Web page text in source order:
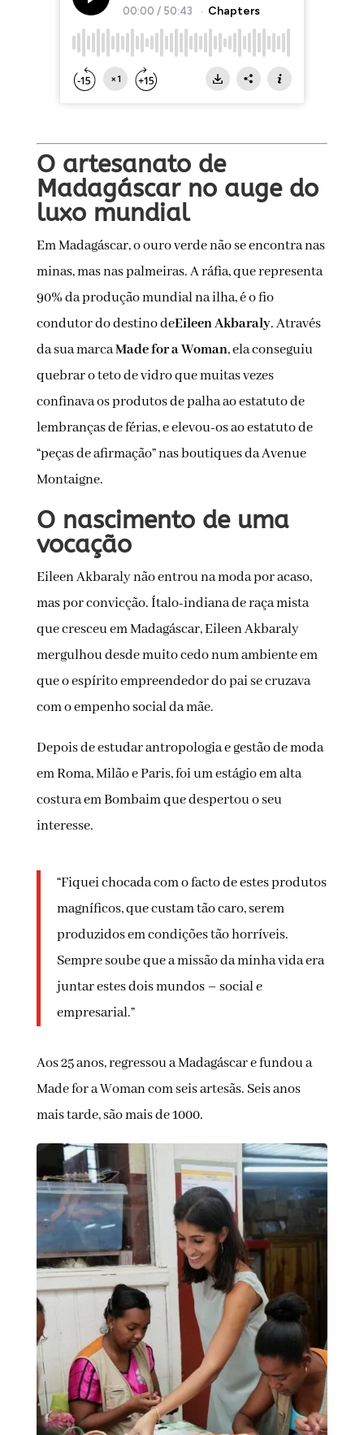
O artesanato de
Madagáscar no auge do
luxo mundial
Em Madagáscar, o ouro verde não se encontra nas
minas, mas nas palmeiras. A ráfia, que representa
90% da produção mundial na ilha, é o fio
condutor do destino deEileen Akbaraly. Através
da sua marcaMade for a Woman, ela conseguiu
quebrar o teto de vidro que muitas vezes
confinava os produtos de palha ao estatuto de
lembranças de férias, e elevou-os ao estatuto de
“peças de afirmação” nas boutiques da Avenue
Montaigne.
O nascimento de uma
vocação
Eileen Akbaraly não entrou na moda por acaso,
mas por convicção. Ítalo-indiana de raça mista
que cresceu em Madagáscar, Eileen Akbaraly
mergulhou desde muito cedo num ambiente em
que o espírito empreendedor do pai se cruzava
com o empenho social da mãe.
Depois de estudar antropologia e gestão de moda
em Roma, Milão e Paris, foi um estágio em alta
costura em Bombaim que despertou o seu
interesse.
“Fiquei chocada com o facto de estes produtos
magníficos, que custam tão caro, serem
produzidos em condições tão horríveis.
Sempre soube que a missão da minha vida era
juntar estes dois mundos – social e
empresarial.”
Aos 25 anos, regressou a Madagáscar e fundou a
Made for a Woman com seis artesãs. Seis anos
mais tarde, são mais de 1000.